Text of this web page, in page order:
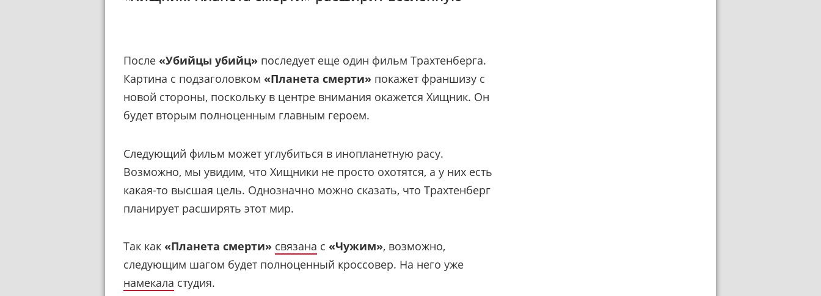
После «Убийцы убийц» последует еще один фильм Трахтенберга.
Картина с подзаголовком «Планета смерти» покажет франшизу с
новой стороны, поскольку в центре внимания окажется Хищник. Он
будет вторым полноценным главным героем.
Следующий фильм может углубиться в инопланетную расу.
Возможно, мы увидим, что Хищники не просто охотятся, а у них есть
какая-то высшая цель. Однозначно можно сказать, что Трахтенберг
планирует расширять этот мир.
Так как «Планета смерти» связана с «Чужим», возможно,
следующим шагом будет полноценный кроссовер. На него уже
намекала студия.